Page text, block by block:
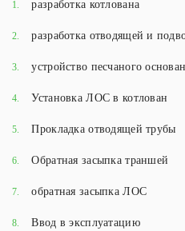
1. разработка котлована
2. разработка отводящей и
3. устройство песчаного
4. Установка ЛОС в котлован
5. Прокладка отводящей трубы
6. Обратная засыпка траншей
7. обратная засыпка ЛОС
8. Ввод в эксплуатацию